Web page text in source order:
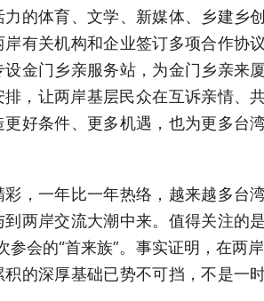
的体育、文学、新媒体、乡建乡
有关机构和企业签订多项合作协
金门乡亲服务站，为金门乡亲来
，让两岸基层民众在互诉亲情、
好条件、更多机遇，也为更多台
一年比一年热络，越来越多台
两岸交流大潮中来。值得关注的
会的“首来族”。事实证明，在两
的深厚基础已势不可挡，不是一